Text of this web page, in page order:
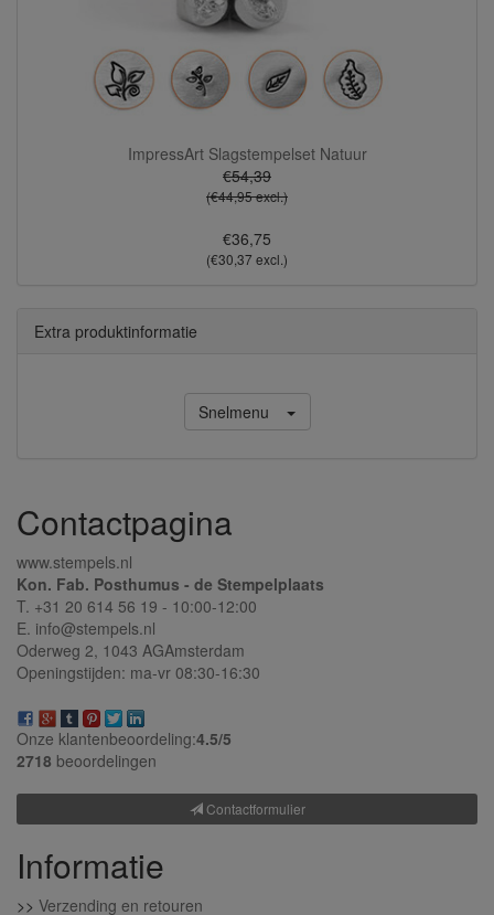
ImpressArt Slagstempelset Natuur
€54,39
(€44,95 excl.)
€36,75
(€30,37 excl.)
Extra produktinformatie
Snelmenu
Contactpagina
www.stempels.nl
Kon. Fab. Posthumus - de Stempelplaats
T. +31 20 614 56 19 - 10:00-12:00
E. info@stempels.nl
Oderweg 2, 1043 AGAmsterdam
Openingstijden: ma-vr 08:30-16:30
Onze klantenbeoordeling:4.5/5
2718 beoordelingen
Contactformulier
Informatie
>> Verzending en retouren